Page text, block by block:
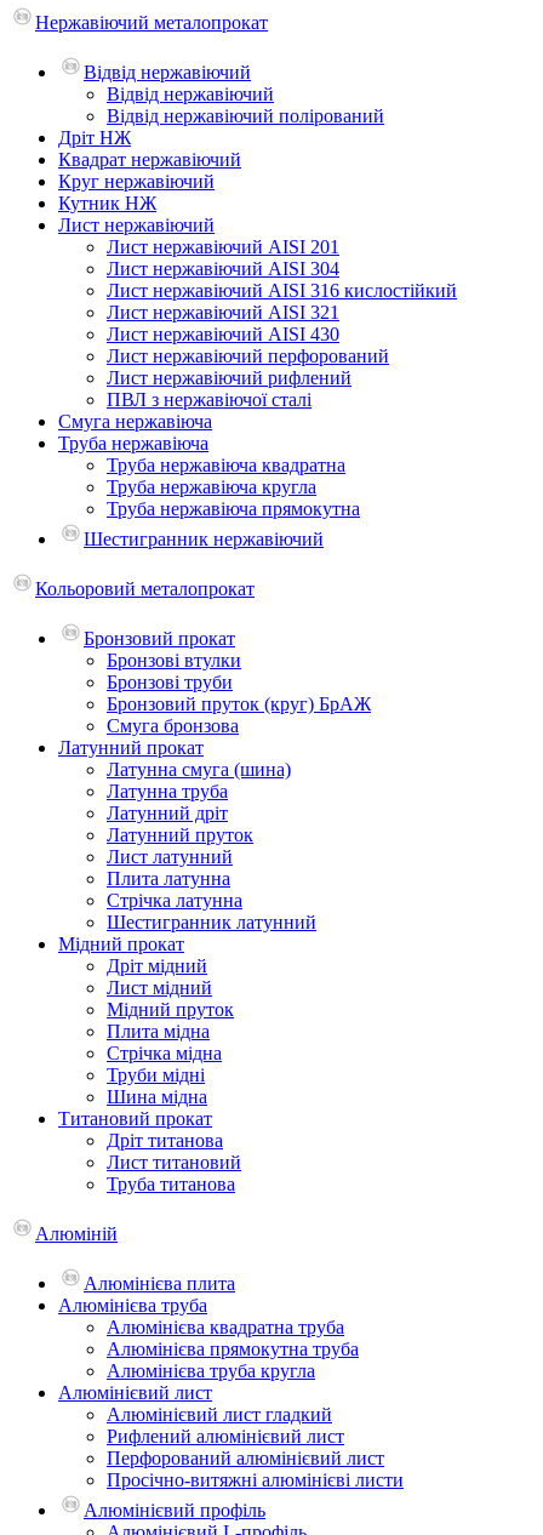
Нержавіючий металопрокат
Відвід нержавіючий
Відвід нержавіючий
Відвід нержавіючий полірований
Дріт НЖ
Квадрат нержавіючий
Круг нержавіючий
Кутник НЖ
Лист нержавіючий
Лист нержавіючий AISI 201
Лист нержавіючий AISI 304
Лист нержавіючий AISI 316 кислостійкий
Лист нержавіючий AISI 321
Лист нержавіючий AISI 430
Лист нержавіючий перфорований
Лист нержавіючий рифлений
ПВЛ з нержавіючої сталі
Смуга нержавіюча
Труба нержавіюча
Труба нержавіюча квадратна
Труба нержавіюча кругла
Труба нержавіюча прямокутна
Шестигранник нержавіючий
Кольоровий металопрокат
Бронзовий прокат
Бронзові втулки
Бронзові труби
Бронзовий пруток (круг) БрАЖ
Смуга бронзова
Латунний прокат
Латунна смуга (шина)
Латунна труба
Латунний дріт
Латунний пруток
Лист латунний
Плита латунна
Стрічка латунна
Шестигранник латунний
Мідний прокат
Дріт мідний
Лист мідний
Мідний пруток
Плита мідна
Стрічка мідна
Труби мідні
Шина мідна
Титановий прокат
Дріт титанова
Лист титановий
Труба титанова
Алюміній
Алюмінієва плита
Алюмінієва труба
Алюмінієва квадратна труба
Алюмінієва прямокутна труба
Алюмінієва труба кругла
Алюмінієвий лист
Алюмінієвий лист гладкий
Рифлений алюмінієвий лист
Перфорований алюмінієвий лист
Просічно-витяжні алюмінієві листи
Алюмінієвий профіль